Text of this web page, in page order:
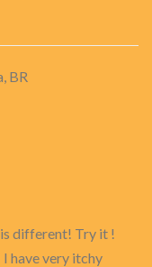
BR
different! Try it !
have very itchy